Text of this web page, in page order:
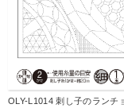
OLY-L1014 刺し子のランチ